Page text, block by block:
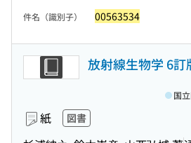
件名（識別子） 00563534
放射線生物学 6訂
紙 図書
国